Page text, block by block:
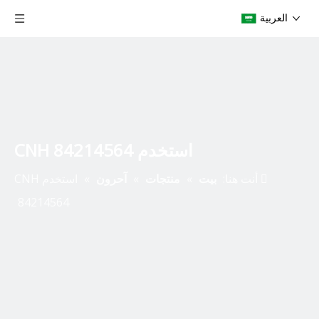
العربية